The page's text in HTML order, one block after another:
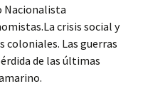
Nacionalista
crisis social y
coloniales. Las guerras
de las últimas